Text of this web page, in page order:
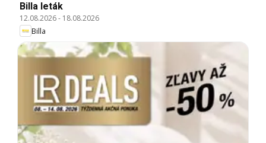
Billa leták
12.08.2026- 18.08.2026
Billa